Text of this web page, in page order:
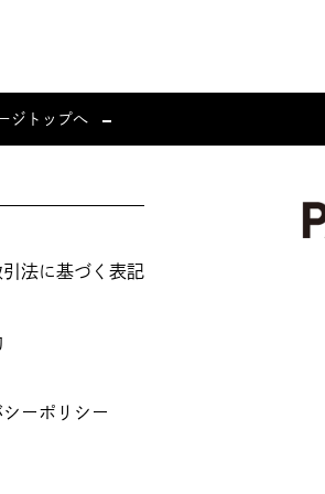
ジトップへ
引法に基づく表記
シーポリシー